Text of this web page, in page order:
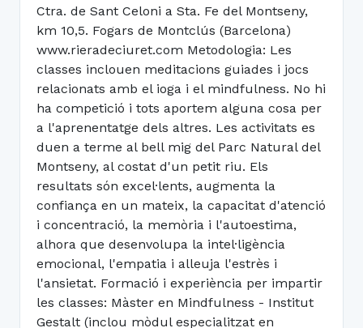
Ctra. de Sant Celoni a Sta. Fe del Montseny,
km 10,5. Fogars de Montclús (Barcelona)
www.rieradeciuret.com Metodologia: Les
classes inclouen meditacions guiades i jocs
relacionats amb el ioga i el mindfulness. No hi
ha competició i tots aportem alguna cosa per
a l'aprenentatge dels altres. Les activitats es
duen a terme al bell mig del Parc Natural del
Montseny, al costat d'un petit riu. Els
resultats són excel·lents, augmenta la
confiança en un mateix, la capacitat d'atenció
i concentració, la memòria i l'autoestima,
alhora que desenvolupa la intel·ligència
emocional, l'empatia i alleuja l'estrès i
l'ansietat. Formació i experiència per impartir
les classes: Màster en Mindfulness - Institut
Gestalt (inclou mòdul especialitzat en